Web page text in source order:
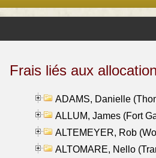
Frais liés aux
ADAMS, Danielle
ALLUM, James (Fort
ALTEMEYER, Rob
ALTOMARE, Nello